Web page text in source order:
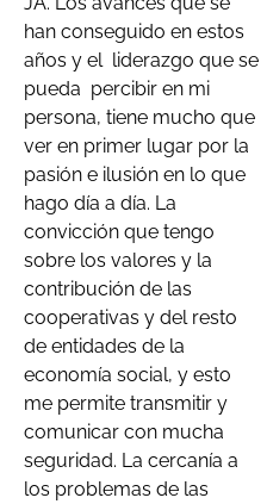
han conseguido en estos
años y el liderazgo que se
pueda percibir en mi
persona, tiene mucho que
ver en primer lugar por la
pasión e ilusión en lo que
hago día a día. La
convicción que tengo
sobre los valores y la
contribución de las
cooperativas y del resto
de entidades de la
economía social, y esto
me permite transmitir y
comunicar con mucha
seguridad. La cercanía a
los problemas de las